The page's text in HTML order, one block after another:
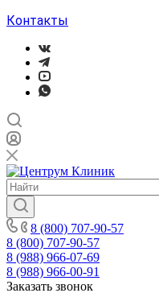
Контакты
8 (800) 707-90-57
8 (800) 707-90-57
8 (988) 966-07-69
8 (988) 966-00-91
Заказать звонок